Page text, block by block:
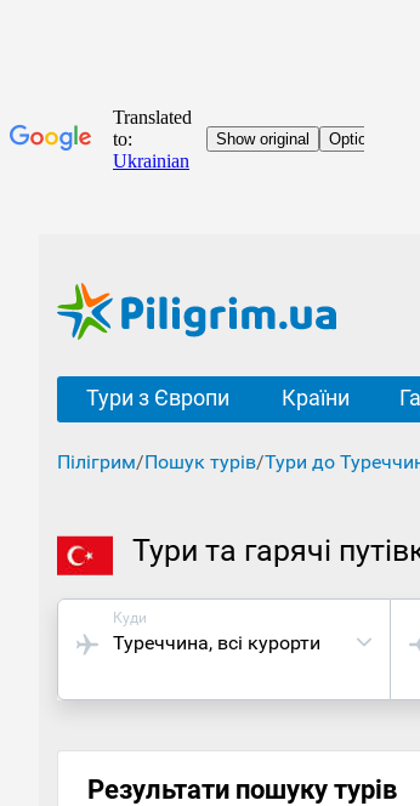
Тури з Європи Країни
Пілігрим/Пошук турів/Тури до
Тури та гарячі
Куди
Туреччина, всі курорти
Результати пошуку турів